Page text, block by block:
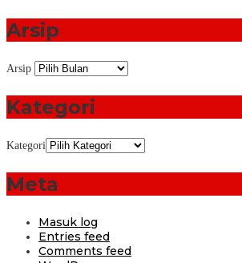
Arsip
Arsip
Kategori
Kategori
Meta
Masuk log
Entries feed
Comments feed